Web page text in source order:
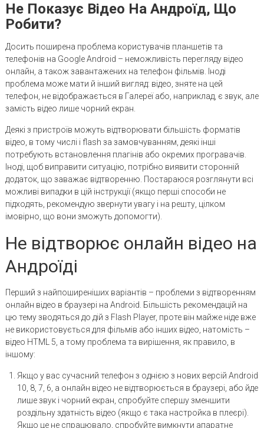
Не Показує Відео На Андроїд, Що
Робити?
Досить поширена проблема користувачів планшетів та
телефонів на Google Android – неможливість перегляду відео
онлайн, а також завантажених на телефон фільмів. Іноді
проблема може мати й інший вигляд: відео, зняте на цей
телефон, не відображається в Галереї або, наприклад, є звук, але
замість відео лише чорний екран.
Деякі з пристроїв можуть відтворювати більшість форматів
відео, в тому числі і flash за замовчуванням, деякі інші
потребують встановлення плагінів або окремих програвачів.
Іноді, щоб виправити ситуацію, потрібно виявити сторонній
додаток, що заважає відтворенню. Постараюся розглянути всі
можливі випадки в цій інструкції (якщо перші способи не
підходять, рекомендую звернути увагу і на решту, цілком
імовірно, що вони зможуть допомогти).
Не відтворює онлайн відео на
Андроїді
Перший з найпоширеніших варіантів – проблеми з відтворенням
онлайн відео в браузері на Android. Більшість рекомендацій на
цю тему зводяться до дій з Flash Player, проте він майже ніде вже
не використовується для фільмів або інших відео, натомість –
відео HTML 5, а тому проблема та вирішення, як правило, в
іншому:
Якщо у вас сучасний телефон з однією з нових версій Android
10, 8, 7, 6, а онлайн відео не відтворюється в браузері, або йде
лише звук і чорний екран, спробуйте спершу зменшити
роздільну здатність відео (якщо є така настройка в плеєрі).
Якщо це не спрацювало, спробуйте вимкнути апаратне